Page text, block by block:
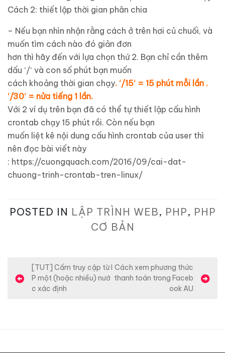
Cách 2: thiết lập thời gian phân chia
– Nếu bạn nhìn nhận rằng cách ở trên hơi củ chuối, và
muốn tìm cách nào đó giản đơn
hơn thì hãy đến với lựa chọn thứ 2. Bạn chỉ cần thêm
dấu ‘/‘ và con số phút bạn muốn
cách khoảng thời gian chạy. ‘/15‘ = 15 phút mỗi lần .
‘/30‘ = nửa tiếng 1 lần.
Với 2 ví dụ trên bạn đã có thể tự thiết lập cấu hình
crontab chạy 15 phút rồi. Còn nếu bạn
muốn liệt kê nội dung cấu hình crontab của user thì
nên đọc bài viết này
: https://cuongquach.com/2016/09/cai-dat-
chuong-trinh-crontab-tren-linux/
POSTED IN LẬP TRÌNH WEB, PHP, PHP
CƠ BẢN
i
[TUT] Cấm truy cập từ I
P một (hoặc nhiều) nướ
c xác định
Cách xem phương thức
thanh toán trong Faceb
ook AU